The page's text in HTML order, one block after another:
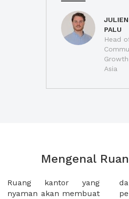
PALU
Head
Asia
Mengenal
Ruang kantor yang
nyaman akan membuat
dapat membantu
pengurusan legalitas